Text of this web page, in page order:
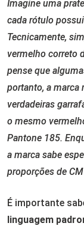
Imagine uma
cada rótulo
Tecnicamente,
vermelho correto
pense que
portanto, a marca
verdadeiras
o mesmo
Pantone 185.
a marca sabe
proporções de
É importante
linguagem